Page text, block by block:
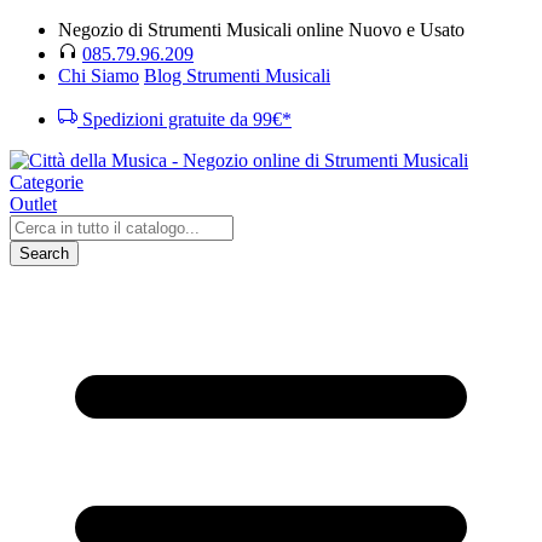
Negozio di Strumenti Musicali online Nuovo e Usato
085.79.96.209
Chi Siamo Blog Strumenti Musicali
Spedizioni gratuite da 99€*
Categorie
Outlet
Search